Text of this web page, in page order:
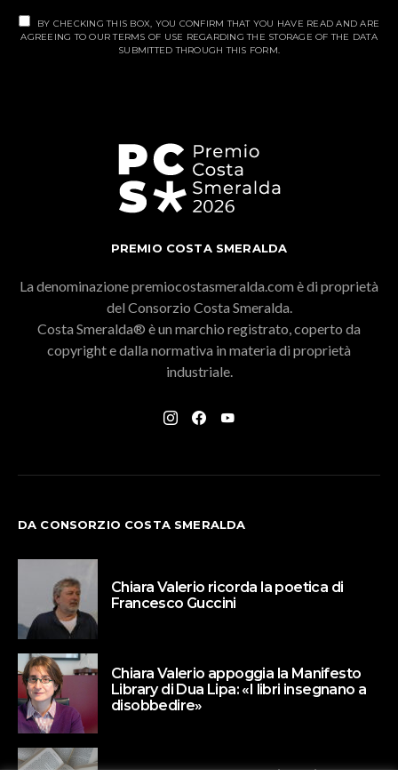
BY CHECKING THIS BOX, YOU CONFIRM THAT YOU HAVE READ AND ARE
AGREEING TO OUR TERMS OF USE REGARDING THE STORAGE OF THE DATA
SUBMITTED THROUGH THIS FORM.
PREMIO COSTA SMERALDA
La denominazione premiocostasmeralda.com è di proprietà
del Consorzio Costa Smeralda.
Costa Smeralda® è un marchio registrato, coperto da
copyright e dalla normativa in materia di proprietà
industriale.
DA CONSORZIO COSTA SMERALDA
Chiara Valerio ricorda la poetica di
Francesco Guccini
Chiara Valerio appoggia la Manifesto
Library di Dua Lipa: «I libri insegnano a
disobbedire»